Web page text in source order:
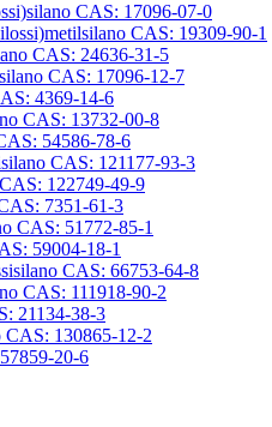
CAS: 17096-07-0
CAS: 19309-90-1
CAS: 24636-31-5
CAS: 17096-12-7
4369-14-6
CAS: 13732-00-8
54586-78-6
CAS: 121177-93-3
122749-49-9
7351-61-3
CAS: 51772-85-1
59004-18-1
CAS: 66753-64-8
CAS: 111918-90-2
21134-38-3
CAS: 130865-12-2
20-6